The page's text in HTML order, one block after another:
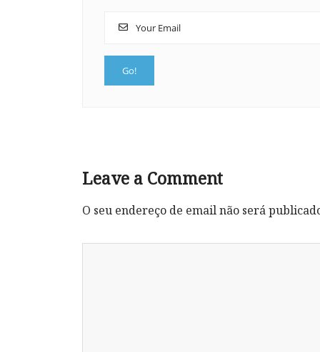
Leave a Comment
O seu endereço de email não será